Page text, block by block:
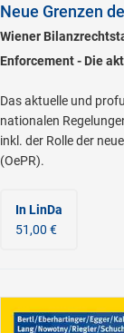
Neue Grenzen
Wiener
Enforcement - Die
Das aktuelle und
nationalen
inkl. der Rolle der
(OePR).
In LinDa
51,00 €